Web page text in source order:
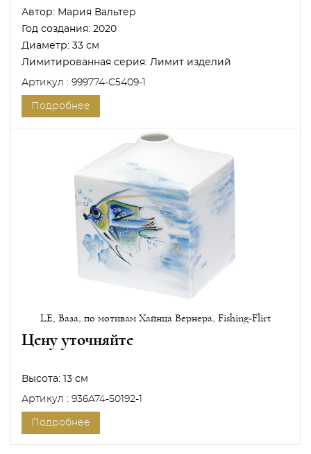
Автор: Мария Вальтер
Год создания: 2020
Диаметр: 33 см
Лимитированная серия: Лимит изделий
Артикул : 999774-C5409-1
Подробнее
LE, Ваза, по мотивам Хайнца Вернера, Fishing-Flirt
Цену уточняйте
Высота: 13 см
Артикул : 936A74-50192-1
Подробнее